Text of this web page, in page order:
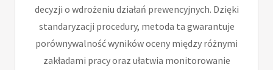
decyzji o wdrożeniu działań prewencyjnych. Dzięki
standaryzacji procedury, metoda ta gwarantuje
porównywalność wyników oceny między różnymi
zakładami pracy oraz ułatwia monitorowanie